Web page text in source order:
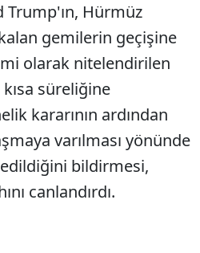
Sesi Aç
Trump'ın, Hürmüz
gemilerin geçişine
olarak nitelendirilen
süreliğine
kararının ardından
varılması yönünde
bildirmesi,
canlandırdı.